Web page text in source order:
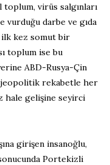
toplum, virüs salgınları
darbe ve gıda
kez somut bir
toplum ise bu
ABD-Rusya-Çin
rekabetle her
hale gelişine seyirci
girişen insanoğlu,
Portekizli